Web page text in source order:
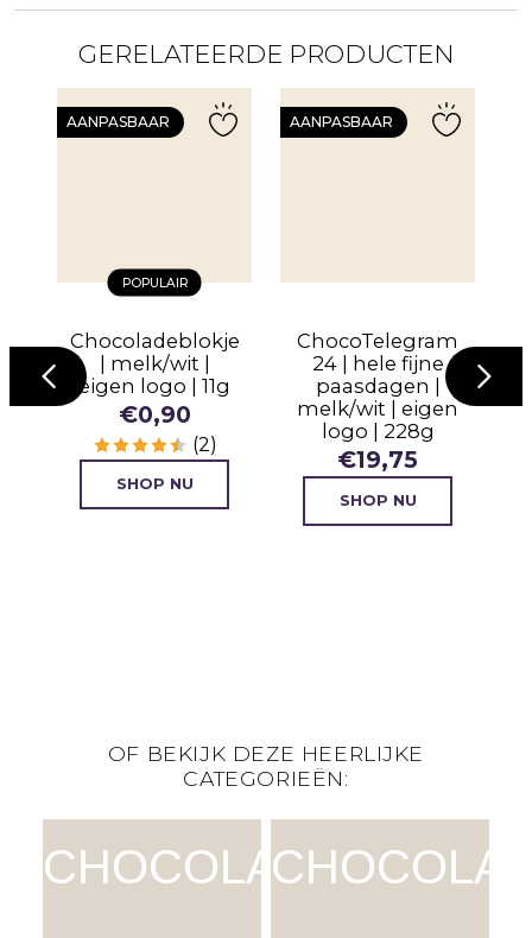
GERELATEERDE PRODUCTEN
AANPASBAAR
POPULAIR
Chocoladeblokje
| melk/wit |
eigen logo | 11g
€0,90
(2)
SHOP NU
AANPASBAAR
ChocoTelegram
24 | hele fijne
paasdagen |
melk/wit | eigen
logo | 228g
€19,75
SHOP NU
OF BEKIJK DEZE HEERLIJKE
CATEGORIEËN:
CHOCOLADE